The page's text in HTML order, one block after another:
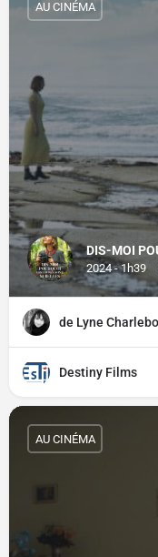
DIS-MOI
2024 - 1h39
AU CINÉMA
de Lyne
Destiny Films
AU CINÉMA